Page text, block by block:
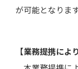
が可能となります
【業務提携によ